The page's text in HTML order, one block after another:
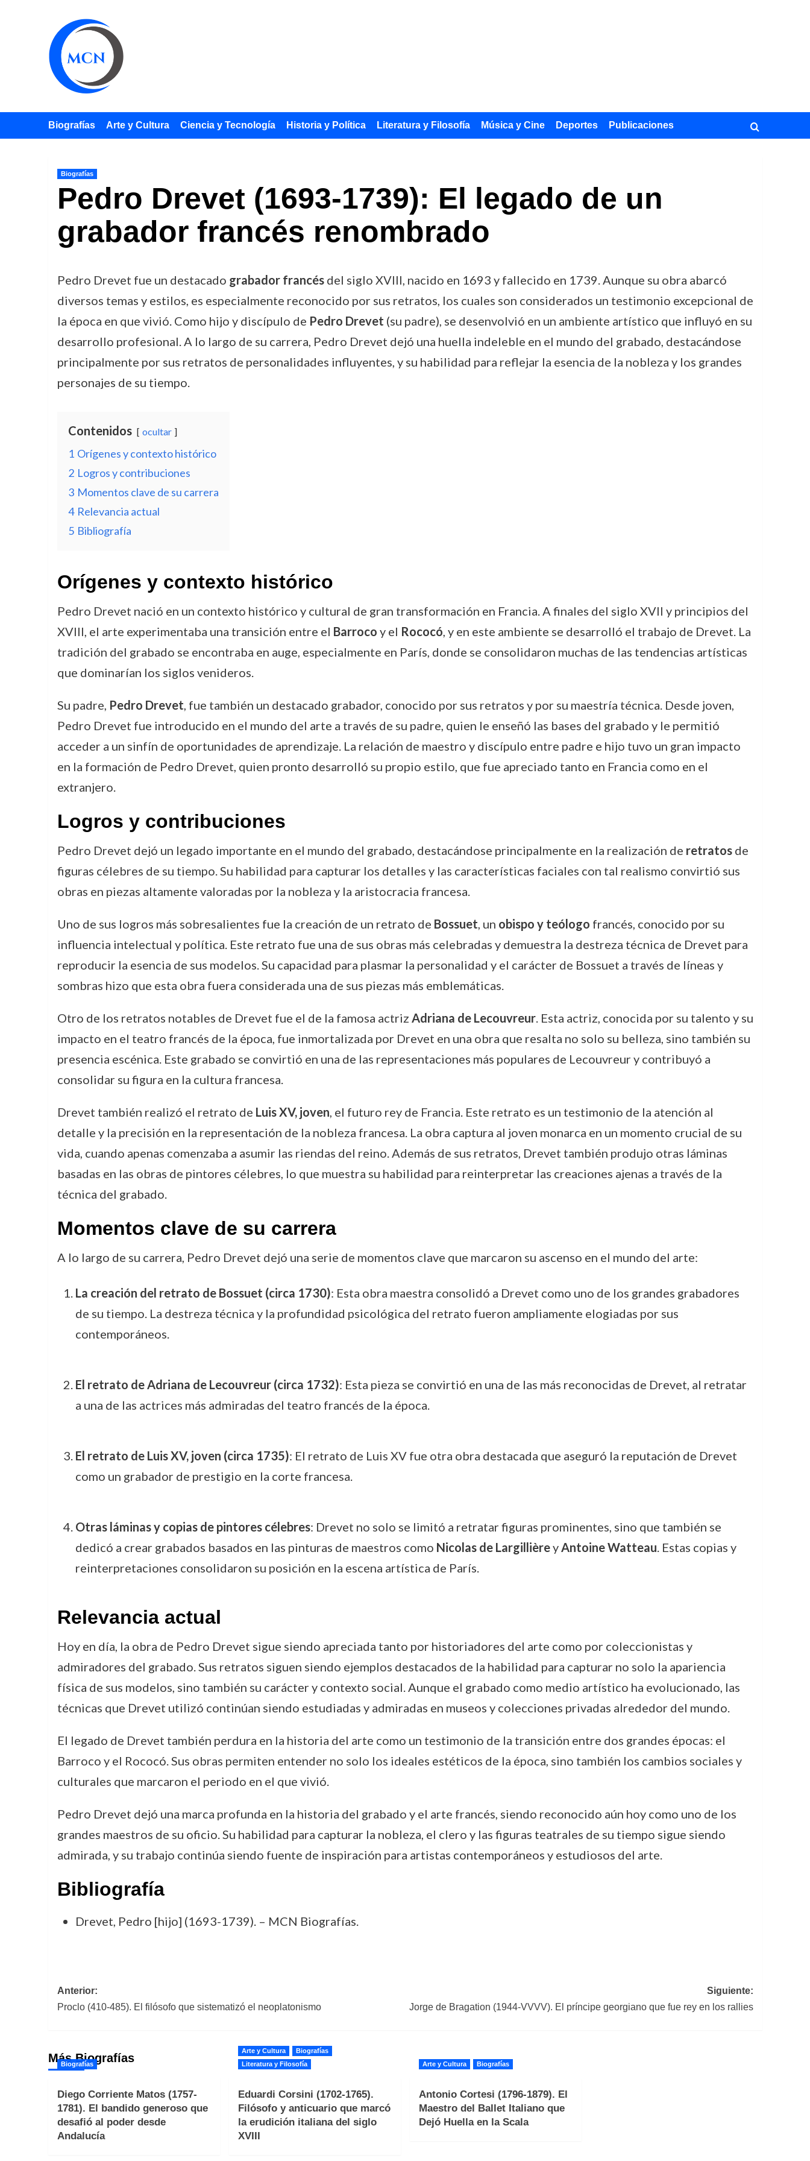
Biografías Arte y Cultura Ciencia y Tecnología Historia y Política Literatura y Filosofía Música y Cine Deportes Publicaciones
Biografías
Pedro Drevet (1693-1739): El legado de un
grabador francés renombrado
Pedro Drevet fue un destacado grabador francésdel siglo XVIII, nacido en 1693 y fallecido en 1739. Aunque su obra abarcó
diversos temas y estilos, es especialmente reconocido por sus retratos, los cuales son considerados un testimonio excepcional de
la época en que vivió. Como hijo y discípulo de Pedro Drevet (su padre), se desenvolvió en un ambiente artístico que influyó en su
desarrollo profesional. A lo largo de su carrera, Pedro Drevet dejó una huella indeleble en el mundo del grabado, destacándose
principalmente por sus retratos de personalidades influyentes, y su habilidad para reflejar la esencia de la nobleza y los grandes
personajes de su tiempo.
Contenidos ocultar
1 Orígenes y contexto histórico
2 Logros y contribuciones
3 Momentos clave de su carrera
4 Relevancia actual
5 Bibliografía
Orígenes y contexto histórico
Pedro Drevet nació en un contexto histórico y cultural de gran transformación en Francia. A finales del siglo XVII y principios del
XVIII, el arte experimentaba una transición entre el Barroco y el Rococó, y en este ambiente se desarrolló el trabajo de Drevet. La
tradición del grabado se encontraba en auge, especialmente en París, donde se consolidaron muchas de las tendencias artísticas
que dominarían los siglos venideros.
Su padre, Pedro Drevet, fue también un destacado grabador, conocido por sus retratos y por su maestría técnica. Desde joven,
Pedro Drevet fue introducido en el mundo del arte a través de su padre, quien le enseñó las bases del grabado y le permitió
acceder a un sinfín de oportunidades de aprendizaje. La relación de maestro y discípulo entre padre e hijo tuvo un gran impacto
en la formación de Pedro Drevet, quien pronto desarrolló su propio estilo, que fue apreciado tanto en Francia como en el
extranjero.
Logros y contribuciones
Pedro Drevet dejó un legado importante en el mundo del grabado, destacándose principalmente en la realización de retratosde
figuras célebres de su tiempo. Su habilidad para capturar los detalles y las características faciales con tal realismo convirtió sus
obras en piezas altamente valoradas por la nobleza y la aristocracia francesa.
Uno de sus logros más sobresalientes fue la creación de un retrato de Bossuet, un obispo y teólogo francés, conocido por su
influencia intelectual y política. Este retrato fue una de sus obras más celebradas y demuestra la destreza técnica de Drevet para
reproducir la esencia de sus modelos. Su capacidad para plasmar la personalidad y el carácter de Bossuet a través de líneas y
sombras hizo que esta obra fuera considerada una de sus piezas más emblemáticas.
Otro de los retratos notables de Drevet fue el de la famosa actriz Adriana de Lecouvreur. Esta actriz, conocida por su talento y su
impacto en el teatro francés de la época, fue inmortalizada por Drevet en una obra que resalta no solo su belleza, sino también su
presencia escénica. Este grabado se convirtió en una de las representaciones más populares de Lecouvreur y contribuyó a
consolidar su figura en la cultura francesa.
Drevet también realizó el retrato de Luis XV, joven, el futuro rey de Francia. Este retrato es un testimonio de la atención al
detalle y la precisión en la representación de la nobleza francesa. La obra captura al joven monarca en un momento crucial de su
vida, cuando apenas comenzaba a asumir las riendas del reino. Además de sus retratos, Drevet también produjo otras láminas
basadas en las obras de pintores célebres, lo que muestra su habilidad para reinterpretar las creaciones ajenas a través de la
técnica del grabado.
Momentos clave de su carrera
A lo largo de su carrera, Pedro Drevet dejó una serie de momentos clave que marcaron su ascenso en el mundo del arte:
La creación del retrato de Bossuet (circa 1730): Esta obra maestra consolidó a Drevet como uno de los grandes grabadores
de su tiempo. La destreza técnica y la profundidad psicológica del retrato fueron ampliamente elogiadas por sus
contemporáneos.
El retrato de Adriana de Lecouvreur (circa 1732): Esta pieza se convirtió en una de las más reconocidas de Drevet, al retratar
a una de las actrices más admiradas del teatro francés de la época.
El retrato de Luis XV, joven (circa 1735): El retrato de Luis XV fue otra obra destacada que aseguró la reputación de Drevet
como un grabador de prestigio en la corte francesa.
Otras láminas y copias de pintores célebres: Drevet no solo se limitó a retratar figuras prominentes, sino que también se
dedicó a crear grabados basados en las pinturas de maestros como Nicolas de LargillièreyAntoine Watteau. Estas copias y
reinterpretaciones consolidaron su posición en la escena artística de París.
Relevancia actual
Hoy en día, la obra de Pedro Drevet sigue siendo apreciada tanto por historiadores del arte como por coleccionistas y
admiradores del grabado. Sus retratos siguen siendo ejemplos destacados de la habilidad para capturar no solo la apariencia
física de sus modelos, sino también su carácter y contexto social. Aunque el grabado como medio artístico ha evolucionado, las
técnicas que Drevet utilizó continúan siendo estudiadas y admiradas en museos y colecciones privadas alrededor del mundo.
El legado de Drevet también perdura en la historia del arte como un testimonio de la transición entre dos grandes épocas: el
Barroco y el Rococó. Sus obras permiten entender no solo los ideales estéticos de la época, sino también los cambios sociales y
culturales que marcaron el periodo en el que vivió.
Pedro Drevet dejó una marca profunda en la historia del grabado y el arte francés, siendo reconocido aún hoy como uno de los
grandes maestros de su oficio. Su habilidad para capturar la nobleza, el clero y las figuras teatrales de su tiempo sigue siendo
admirada, y su trabajo continúa siendo fuente de inspiración para artistas contemporáneos y estudiosos del arte.
Bibliografía
Drevet, Pedro [hijo] (1693-1739). – MCN Biografías.
Navegación
Anterior:
Proclo (410-485). El filósofo que sistematizó el neoplatonismo
Siguiente:
Jorge de Bragation (1944-VVVV). El príncipe georgiano que fue rey en los rallies
Más Biografías
Biografías
Diego Corriente Matos (1757-
1781). El bandido generoso que
desafió al poder desde
Andalucía
Arte y Cultura
Biografías
Literatura y Filosofía
Eduardi Corsini (1702-1765).
Filósofo y anticuario que marcó
la erudición italiana del siglo
XVIII
Arte y Cultura Biografías
Antonio Cortesi (1796-1879). El
Maestro del Ballet Italiano que
Dejó Huella en la Scala